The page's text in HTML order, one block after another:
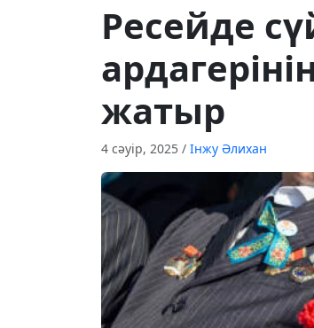
Ресейде
жатыр
4 сәуір, 2025 / Інжу Әлихан